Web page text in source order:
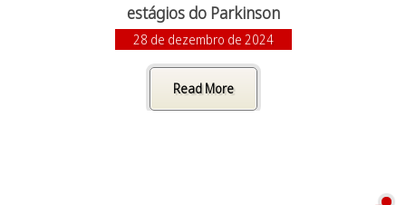
estágios do Parkinson
28 de dezembro de 2024
Read More